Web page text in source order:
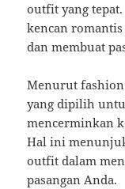
outfit yang
kencan
dan membuat
Menurut fashion
yang dipilih
mencerminkan
Hal ini
outfit dalam
pasangan Anda.